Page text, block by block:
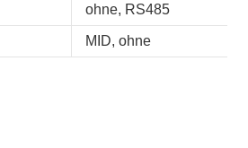
ohne, RS485
MID, ohne